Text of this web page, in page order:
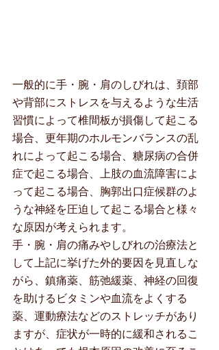
一般的に手・腕・肩のしびれは、頚部
や背部にストレスを与えるような生活
習慣によって椎間板が損傷して起こる
場合、更年期のホルモンバランスの乱
れによって起こる場合、糖尿病の合併
症で起こる場合、上肢の血流障害によ
って起こる場合、胸郭出口症候群のよ
うな神経を圧迫して起こる場合と様々
な原因が考えられます。
手・腕・肩の痛みやしびれの治療法と
して上記に挙げた外的要因を見直しな
がら、鎮痛薬、筋弛緩薬、神経の回復
を助けるビタミンや血流をよくする
薬、運動療法などのストレッチがあり
ますが、症状が一時的に緩和されるこ